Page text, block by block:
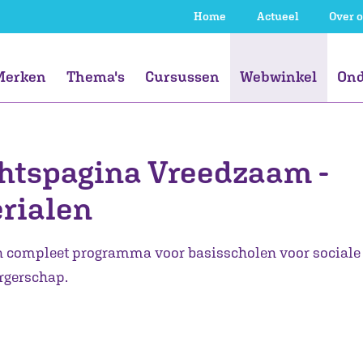
Home Actueel Over
Thema's Cursussen Webwinkel
onderwijs
Professional
Organisatie
onderwijs
Opbrengstgericht
vaardigheden
onderwijs
onderwijs
Vreedzaam -
compleet programma voor basisscholen voor